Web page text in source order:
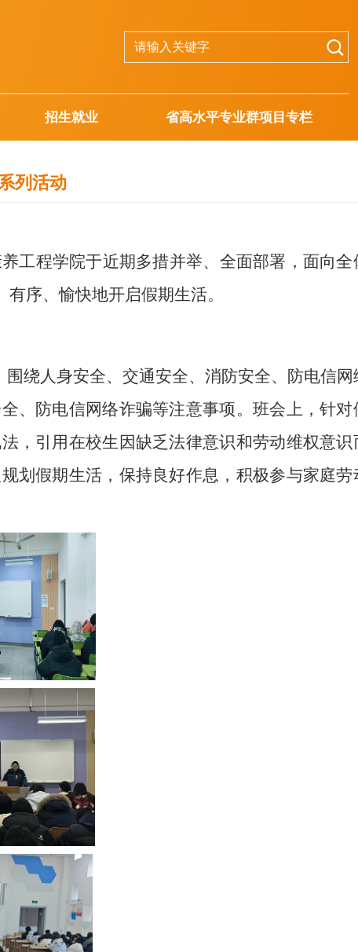
招生就业 省高水平专业群项目专栏
列活动
工程学院于近期多措并举、全面部署，面向全
序、愉快地开启假期生活。
绕人身安全、交通安全、消防安全、防电信网
、防电信网络诈骗等注意事项。班会上，针对
，引用在校生因缺乏法律意识和劳动维权意识
划假期生活，保持良好作息，积极参与家庭劳